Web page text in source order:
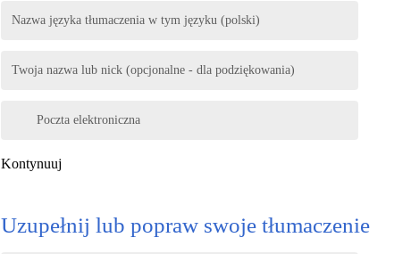
Nazwa języka tłumaczenia w tym języku (polski)
Twoja nazwa lub nick (opcjonalne - dla podziękowania)
Poczta elektroniczna
Kontynuuj
Uzupełnij lub popraw swoje tłumaczenie